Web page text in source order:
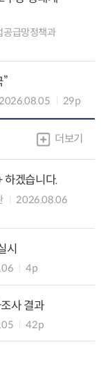
공급망정책과
29p
더보기
하겠습니다.
2026.08.06
시
4p
사 결과
42p